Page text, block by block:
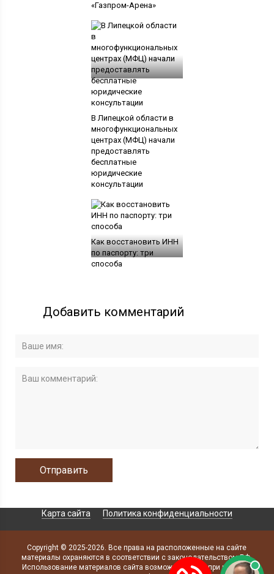
«Газпром-Арена»
В Липецкой области в
многофункциональных
центрах (МФЦ) начали
предоставлять
бесплатные
юридические
консультации
Как восстановить ИНН
по паспорту: три
способа
Добавить комментарий
Карта сайта Политика конфиденциальности
Copyright © 2025-2026. Все права на расположенные на сайте
материалы охраняются в соответствии с законодательством РФ.
Использование материалов сайта возможно только при наличии